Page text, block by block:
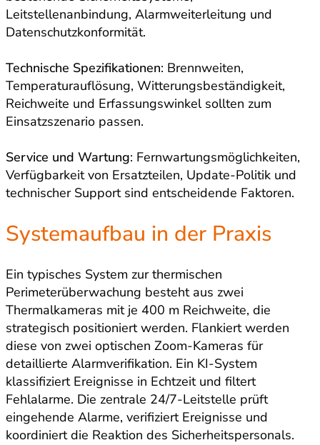
Leitstellenanbindung, Alarmweiterleitung und
Datenschutzkonformität.
Technische Spezifikationen: Brennweiten,
Temperaturauflösung, Witterungsbeständigkeit,
Reichweite und Erfassungswinkel sollten zum
Einsatzszenario passen.
Service und Wartung: Fernwartungsmöglichkeiten,
Verfügbarkeit von Ersatzteilen, Update-Politik und
technischer Support sind entscheidende Faktoren.
Systemaufbau in der Praxis
Ein typisches System zur thermischen
Perimeterüberwachung besteht aus zwei
Thermalkameras mit je 400 m Reichweite, die
strategisch positioniert werden. Flankiert werden
diese von zwei optischen Zoom-Kameras für
detaillierte Alarmverifikation. Ein KI-System
klassifiziert Ereignisse in Echtzeit und filtert
Fehlalarme. Die zentrale 24/7-Leitstelle prüft
eingehende Alarme, verifiziert Ereignisse und
koordiniert die Reaktion des Sicherheitspersonals.